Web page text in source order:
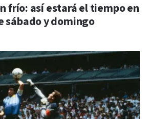
frío: así estará el tiempo en
sábado y domingo